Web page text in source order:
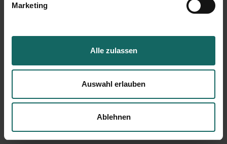
Marketing
Alle zulassen
Auswahl erlauben
Ablehnen